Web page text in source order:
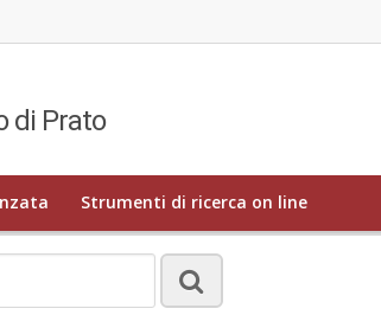
di Prato
Strumenti di ricerca on line